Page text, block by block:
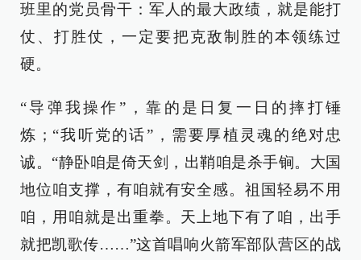
班里的党员骨干：军人的最大政绩，就是能打
仗、打胜仗，一定要把克敌制胜的本领练过
硬。
“导弹我操作”，靠的是日复一日的摔打锤
炼；“我听党的话”，需要厚植灵魂的绝对忠
诚。“静卧咱是倚天剑，出鞘咱是杀手锏。大国
地位咱支撑，有咱就有安全感。祖国轻易不用
咱，用咱就是出重拳。天上地下有了咱，出手
就把凯歌传……”这首唱响火箭军部队营区的战